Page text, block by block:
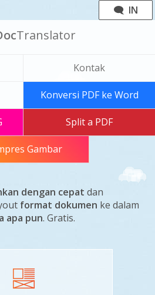
🗨 IN
Translator
Kontak
Konversi PDF ke Word
Split a PDF
Gambar
dengan cepat dan
format dokumen ke dalam
apa pun. Gratis.